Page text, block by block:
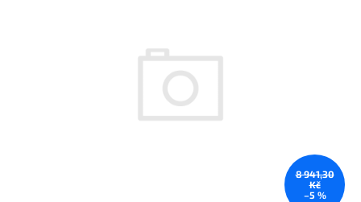
8 941,30
Kč
–5 %